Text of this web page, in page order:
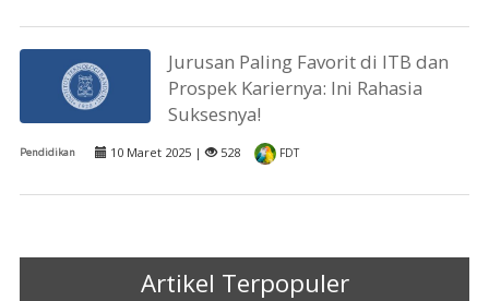
Jurusan Paling Favorit di ITB dan
Prospek Kariernya: Ini Rahasia
Suksesnya!
Pendidikan 10 Maret 2025 | 528 FDT
Artikel Terpopuler